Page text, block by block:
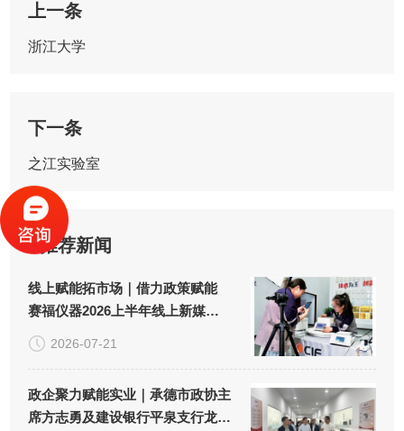
上一条
浙江大学
下一条
之江实验室
推荐新闻
线上赋能拓市场｜借力政策赋能
赛福仪器2026上半年线上新媒体
推广取得良好成效！
2026-07-21
政企聚力赋能实业｜承德市政协主
席方志勇及建设银行平泉支行龙占